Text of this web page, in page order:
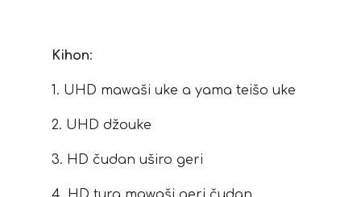
Kihon:
1. UHD mawaši uke a yama teišo uke
2. UHD džouke
3. HD čudan uširo geri